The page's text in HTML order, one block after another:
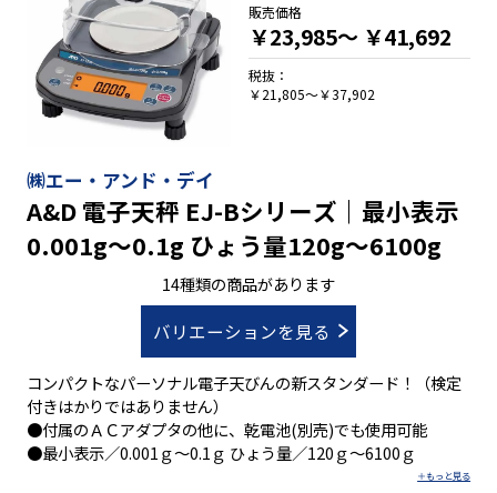
㈱エー・アンド・デイ
A&D 電子天秤 EJ-Bシリーズ｜最小表示
0.001g～0.1g ひょう量120g～6100g
14種類の商品があります
バリエーションを見る
コンパクトなパーソナル電子天びんの新スタンダード！（検定
付きはかりではありません）
●付属のＡＣアダプタの他に、乾電池(別売)でも使用可能
●最小表示／0.001ｇ～0.1ｇ ひょう量／120ｇ～6100ｇ
販売価格
￥23,985～ ￥41,692
税抜：
￥21,805～￥37,902